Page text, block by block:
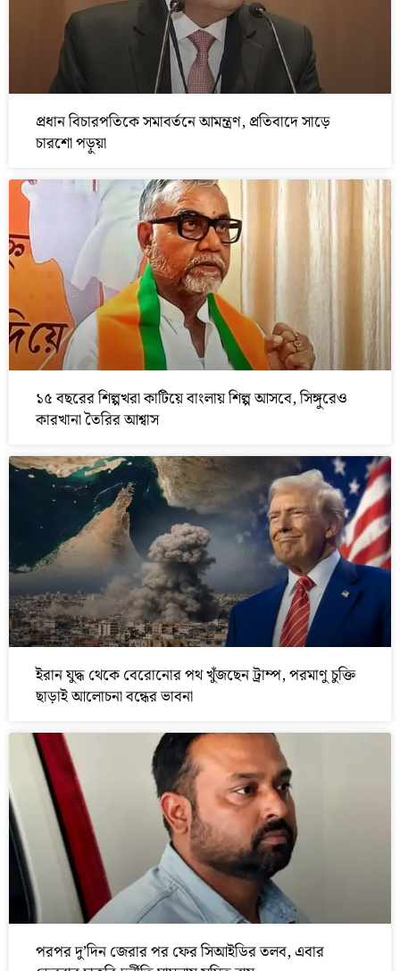
প্রধান বিচারপতিকে সমাবর্তনে আমন্ত্রণ, প্রতিবাদে সাড়ে
চারশো পড়ুয়া
১৫ বছরের শিল্পখরা কাটিয়ে বাংলায় শিল্প আসবে, সিঙ্গুরেও
কারখানা তৈরির আশ্বাস
ইরান যুদ্ধ থেকে বেরোনোর পথ খুঁজছেন ট্রাম্প, পরমাণু চুক্তি
ছাড়াই আলোচনা বন্ধের ভাবনা
পরপর দু’দিন জেরার পর ফের সিআইডির তলব, এবার